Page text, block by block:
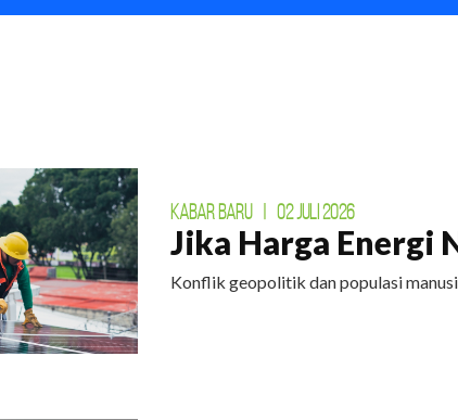
KABAR BARU 02 JULI 2026
Jika Harga Energi
Konflik geopolitik dan populasi